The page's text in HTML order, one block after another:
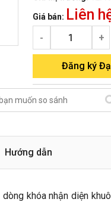
Giá bán: Liên
- +
Đăng ký
Hướng dẫn
khóa nhận diện